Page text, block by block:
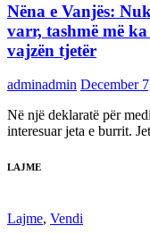
Nëna e Vanjës:
varr, tashmë më
vajzën tjetër
adminadmin December
Në një deklaratë për
interesuar jeta e burrit.
LAJME
Lajme, Vendi